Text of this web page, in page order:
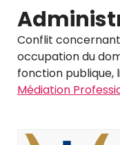
Conflit
occupation du
fonction publique,
Médiation